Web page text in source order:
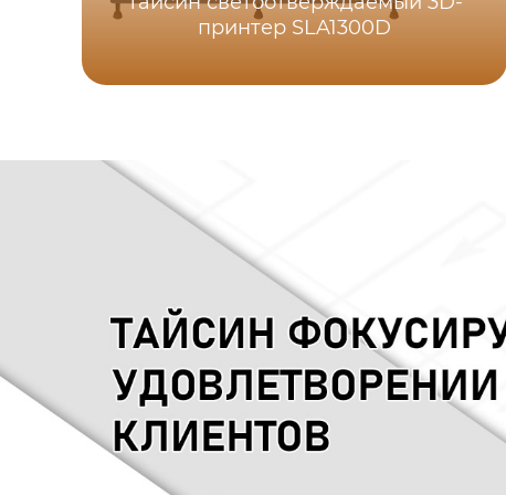
принтер SLA1300D